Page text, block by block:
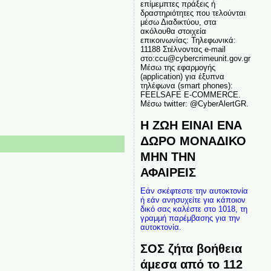
επίμεμπτες πράξεις ή
δραστηριότητες που τελούνται
μέσω Διαδικτύου, στα
ακόλουθα στοιχεία
επικοινωνίας: Τηλεφωνικά:
11188 Στέλνοντας e-mail
στο:ccu@cybercrimeunit.gov.gr
Μέσω της εφαρμογής
(application) για έξυπνα
τηλέφωνα (smart phones):
FEELSAFE E-COMMERCE.
Μέσω twitter: @CyberAlertGR.
Η ΖΩΗ ΕΙΝΑΙ ΕΝΑ
ΔΩΡΟ ΜΟΝΑΔΙΚΟ
ΜΗΝ ΤΗΝ
ΑΦΑΙΡΕΙΣ
Εάν σκέφτεστε την αυτοκτονία
ή εάν ανησυχείτε για κάποιον
δικό σας καλέστε στο 1018, τη
γραμμή παρέμβασης για την
αυτοκτονία.
ΣΟΣ ζήτα βοήθεια
άμεσα από το 112